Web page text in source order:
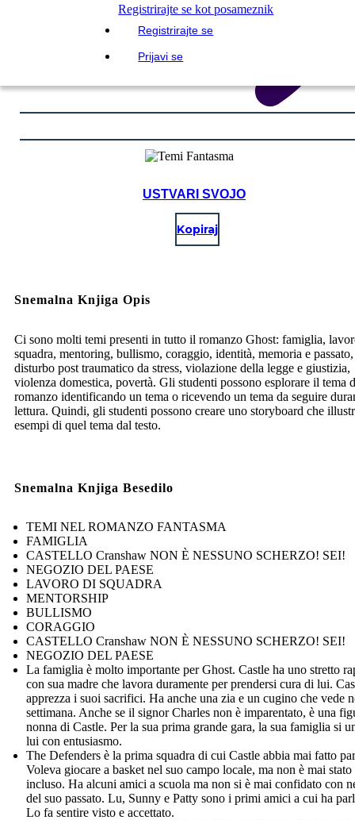
Registrirajte se kot posameznik
Registrirajte se
Prijavi se
USTVARI SVOJO
Kopiraj
Snemalna Knjiga Opis
Ci sono molti temi presenti in tutto il romanzo Ghost: famiglia,
squadra, mentoring, bullismo, coraggio, identità, memoria e passato,
disturbo post traumatico da stress, violazione della legge e giustizia,
violenza domestica, povertà. Gli studenti possono esplorare il tema
romanzo identificando un tema o ricevendo un tema da seguire
lettura. Quindi, gli studenti possono creare uno storyboard che
esempi di quel tema dal testo.
Snemalna Knjiga Besedilo
TEMI NEL ROMANZO FANTASMA
FAMIGLIA
CASTELLO Cranshaw NON È NESSUNO SCHERZO! SEI!
NEGOZIO DEL PAESE
LAVORO DI SQUADRA
MENTORSHIP
BULLISMO
CORAGGIO
CASTELLO Cranshaw NON È NESSUNO SCHERZO! SEI!
NEGOZIO DEL PAESE
La famiglia è molto importante per Ghost. Castle ha uno stretto
con sua madre che lavora duramente per prendersi cura di lui.
apprezza i suoi sacrifici. Ha anche una zia e un cugino che vede
settimana. Anche se il signor Charles non è imparentato, è una
nonna di Castle. Per la sua prima grande gara, la sua famiglia si
lui con entusiasmo.
The Defenders è la prima squadra di cui Castle abbia mai fatto
Voleva giocare a basket nel suo campo locale, ma non è mai stato
incluso. Ha alcuni amici a scuola ma non si è mai confidato con
del suo passato. Lu, Sunny e Patty sono i primi amici a cui ha
Lo fa sentire visto e accettato.